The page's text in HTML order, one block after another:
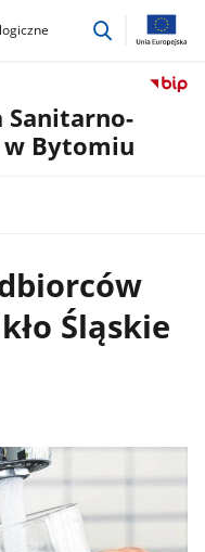
przejdź
Sanitarno-
w Bytomiu
Śląskie